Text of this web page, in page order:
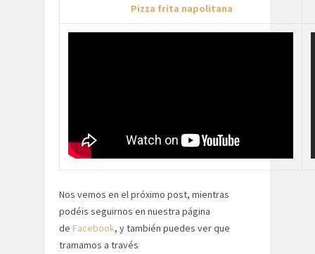
Pizza frita napolitana
Nos vemos en el próximo post, mientras
podéis seguirnos en nuestra página
de Facebook, y también puedes ver que
tramamos a través